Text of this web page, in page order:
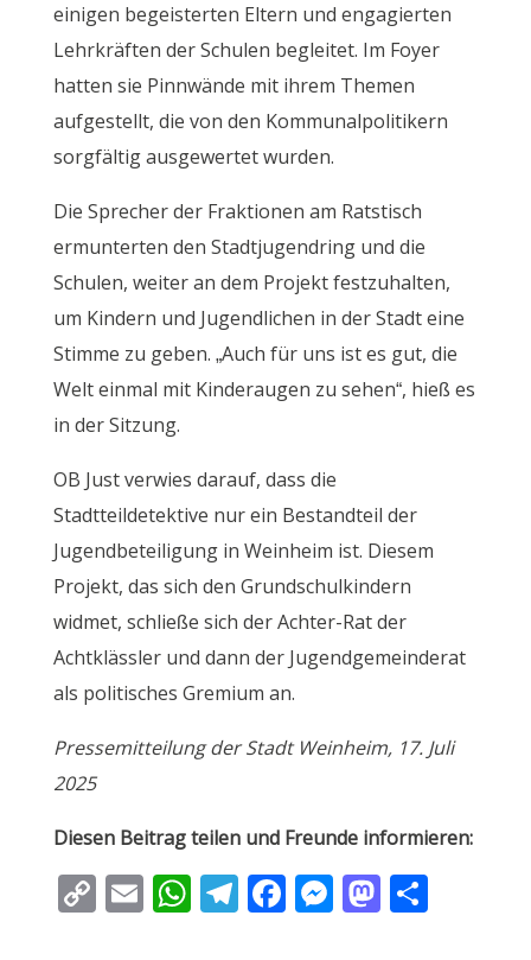
einigen begeisterten Eltern und engagierten
Lehrkräften der Schulen begleitet. Im Foyer
hatten sie Pinnwände mit ihrem Themen
aufgestellt, die von den Kommunalpolitikern
sorgfältig ausgewertet wurden.
Die Sprecher der Fraktionen am Ratstisch
ermunterten den Stadtjugendring und die
Schulen, weiter an dem Projekt festzuhalten,
um Kindern und Jugendlichen in der Stadt eine
Stimme zu geben. „Auch für uns ist es gut, die
Welt einmal mit Kinderaugen zu sehen“, hieß es
in der Sitzung.
OB Just verwies darauf, dass die
Stadtteildetektive nur ein Bestandteil der
Jugendbeteiligung in Weinheim ist. Diesem
Projekt, das sich den Grundschulkindern
widmet, schließe sich der Achter-Rat der
Achtklässler und dann der Jugendgemeinderat
als politisches Gremium an.
Pressemitteilung der Stadt Weinheim, 17. Juli
2025
Diesen Beitrag teilen und Freunde informieren:
C E W T F M M T